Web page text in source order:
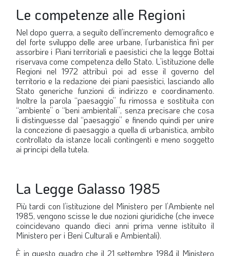
Le competenze alle Regioni
Nel dopo guerra, a seguito dell’incremento demografico e
del forte sviluppo delle aree urbane, l’urbanistica finì per
assorbire i Piani territoriali e paesistici che la legge Bottai
riservava come competenza dello Stato. L’istituzione delle
Regioni nel 1972 attribuì poi ad esse il governo del
territorio e la redazione dei piani paesistici, lasciando allo
Stato generiche funzioni di indirizzo e coordinamento.
Inoltre la parola “paesaggio” fu rimossa e sostituita con
“ambiente” o “beni ambientali”, senza precisare che cosa
li distinguesse dal “paesaggio” e finendo quindi per unire
la concezione di paesaggio a quella di urbanistica, ambito
controllato da istanze locali contingenti e meno soggetto
ai principi della tutela.
La Legge Galasso 1985
Più tardi con l’istituzione del Ministero per l’Ambiente nel
1985, vengono scisse le due nozioni giuridiche (che invece
coincidevano quando dieci anni prima venne istituito il
Ministero per i Beni Culturali e Ambientali).
È in questo quadro che il 21 settembre 1984 il Ministero